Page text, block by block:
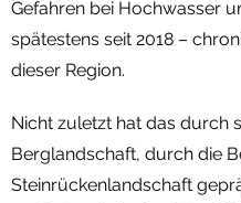
Gefahren bei Hochwasser
spätestens seit 2018 –
dieser Region.
Nicht zuletzt hat das durch
Berglandschaft, durch die
Steinrückenlandschaft